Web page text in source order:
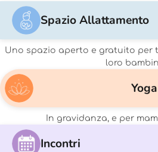
Spazio Allattamento
Uno spazio aperto e gratuito per
loro
Yoga
In gravidanza, e per
Incontri